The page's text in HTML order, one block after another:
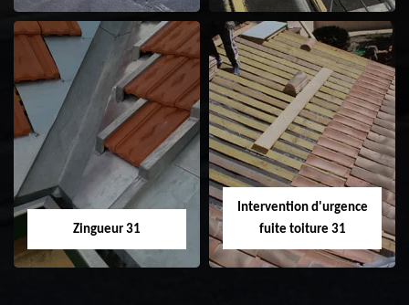
Etanchéité toiture
31
Réparation de
toiture 31
Zingueur 31
Intervention d'urgence
fuite toiture 31